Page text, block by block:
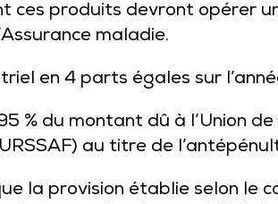
produits devront opérer
maladie.
en 4 parts égales sur
% du montant dû à l’Union
au titre de
la provision établie selon le